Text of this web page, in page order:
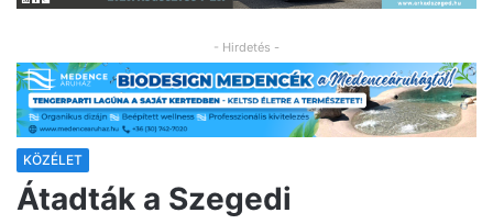
- Hirdetés -
KÖZÉLET
Átadták a Szegedi